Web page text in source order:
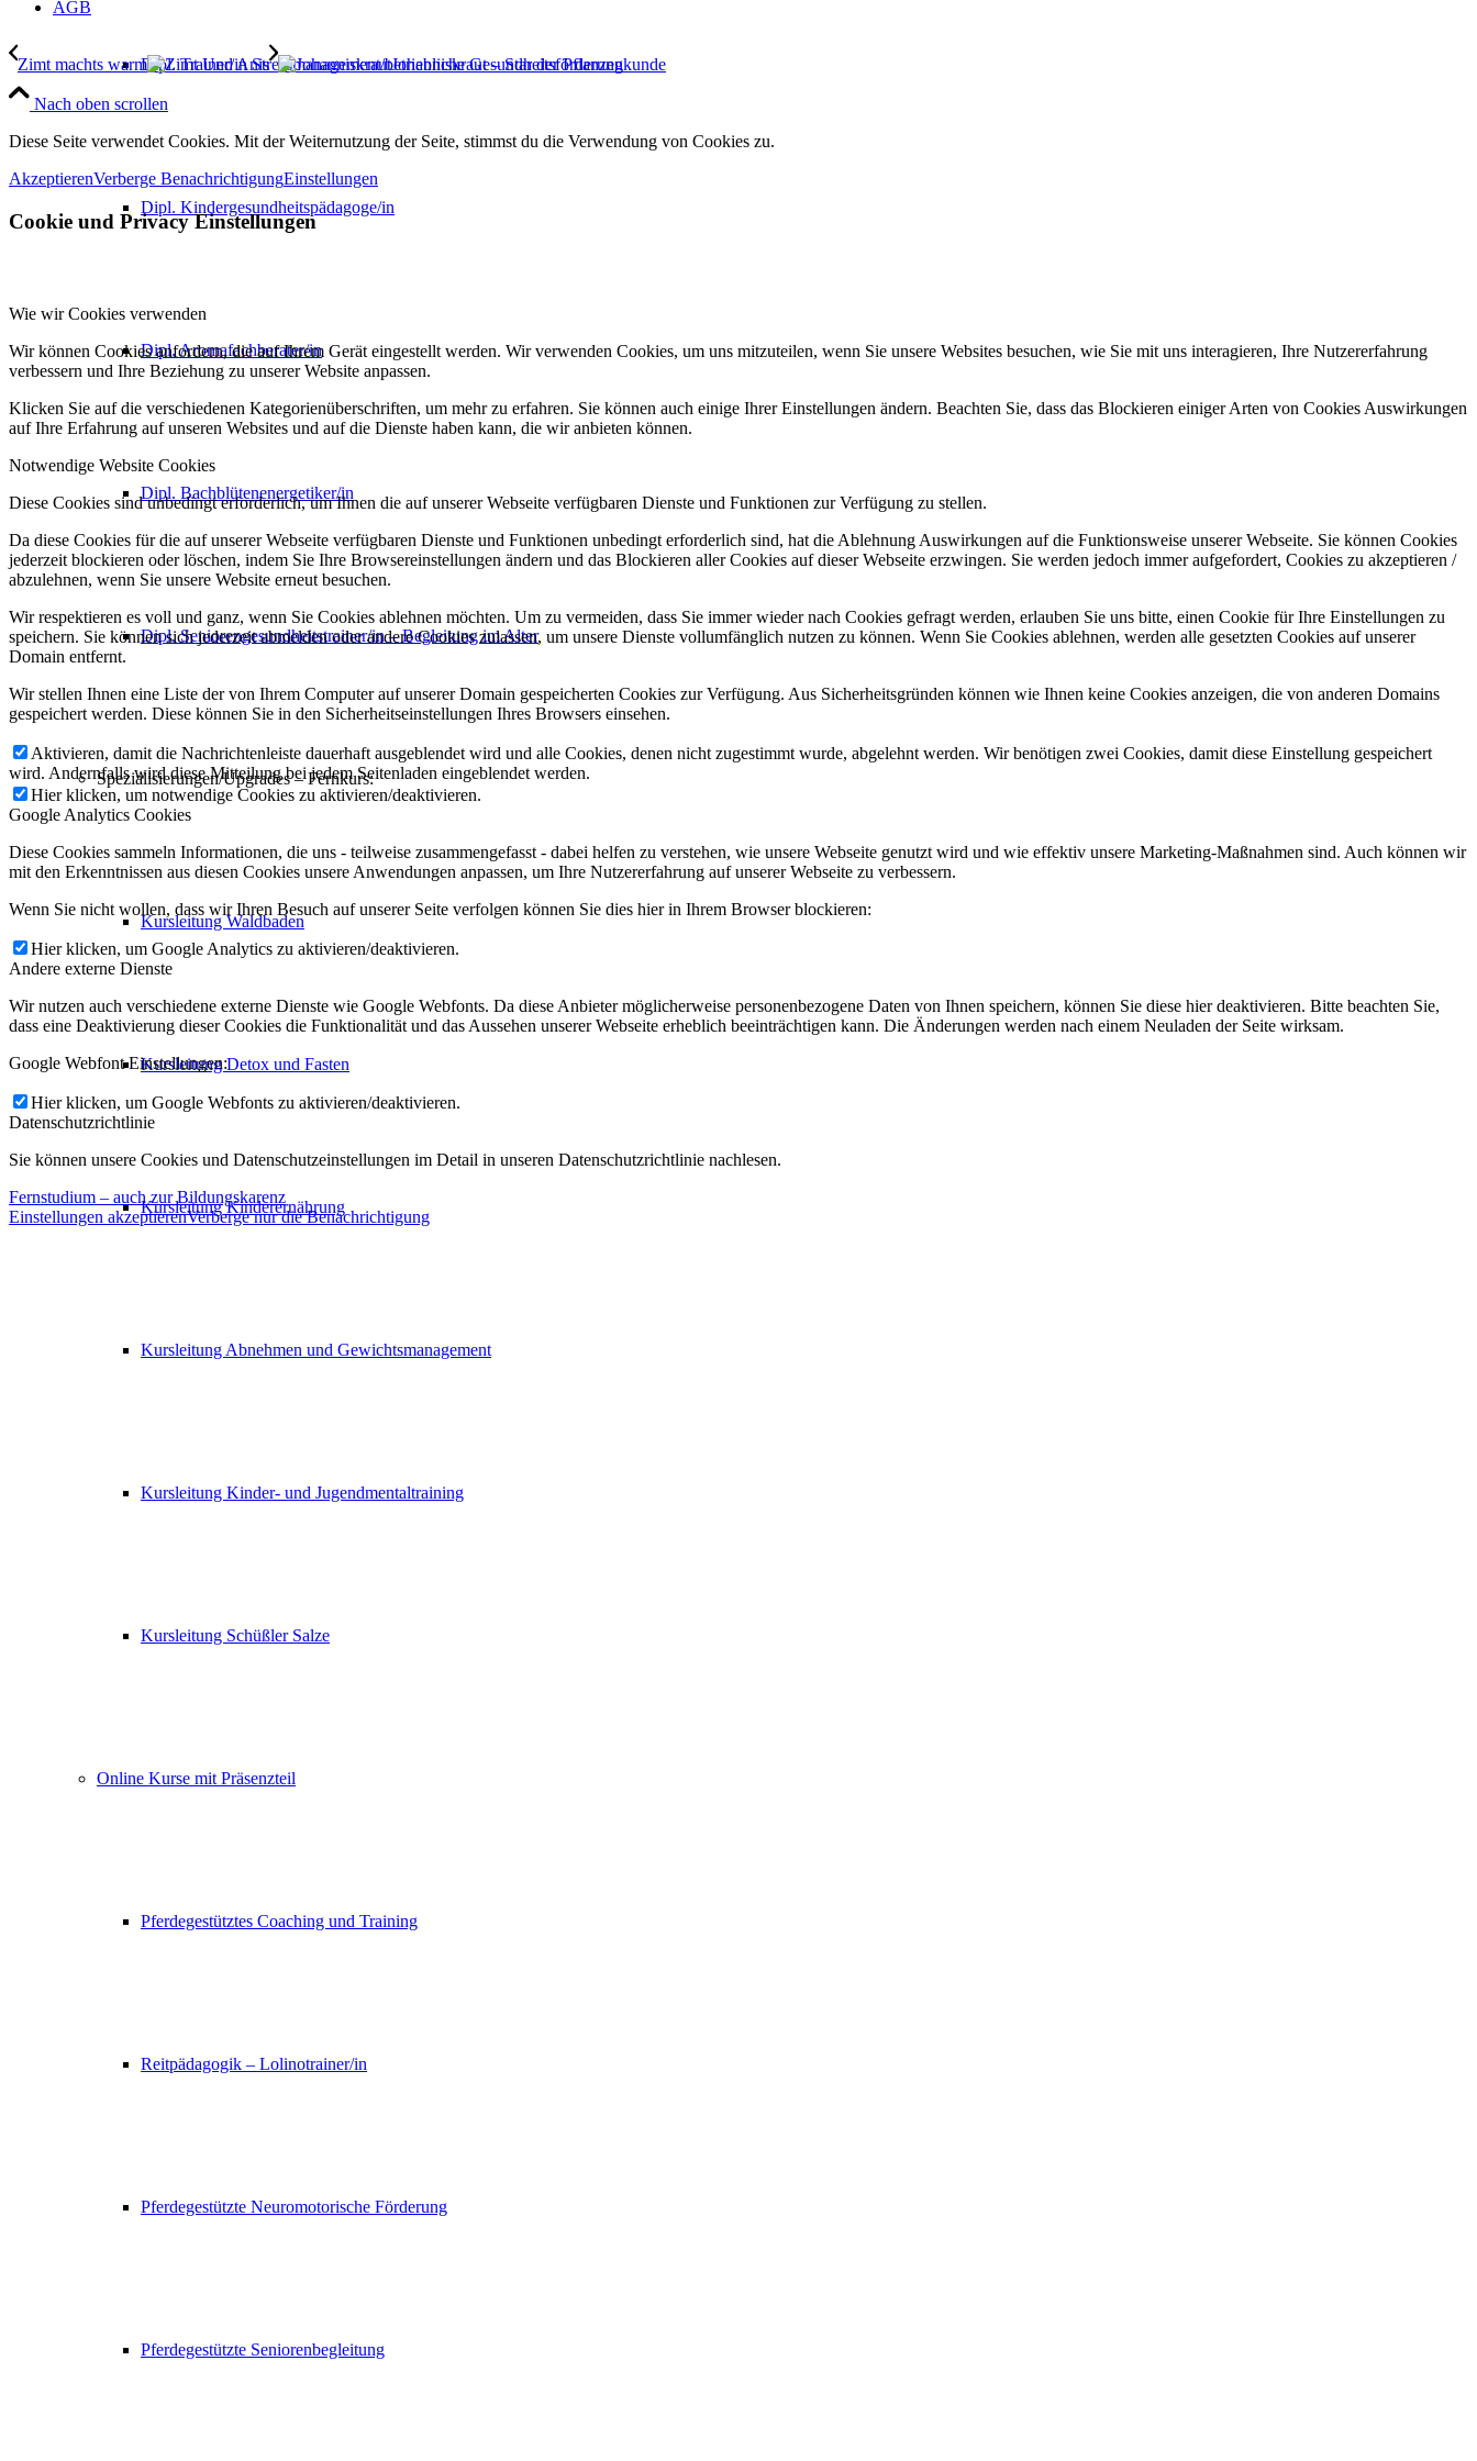
Dipl. Trainer/in Stressmanagement/betriebliche Gesundheitsförderung
Dipl. Kindergesundheitspädagoge/in
Dipl. Aromafachberater/in
Dipl. Bachblütenenergetiker/in
Dipl. Seniorengesundheitstrainer/in – Begleitung im Alter
Spezialisierungen/Upgrades – Fernkurs:
Kursleitung Waldbaden
Kursleitung Detox und Fasten
Kursleitung Kinderernährung
Kursleitung Abnehmen und Gewichtsmanagement
Kursleitung Kinder- und Jugendmentaltraining
Kursleitung Schüßler Salze
Online Kurse mit Präsenzteil
Pferdegestütztes Coaching und Training
Reitpädagogik – Lolinotrainer/in
Pferdegestützte Neuromotorische Förderung
Pferdegestützte Seniorenbegleitung
AGB
Zimt machts warm Johanniskraut – Star der Pflanzenkunde
Nach oben scrollen
Diese Seite verwendet Cookies. Mit der Weiternutzung der Seite, stimmst du die Verwendung von Cookies zu.
AkzeptierenVerberge BenachrichtigungEinstellungen
Cookie und Privacy Einstellungen
Wie wir Cookies verwenden
Wir können Cookies anfordern, die auf Ihrem Gerät eingestellt werden. Wir verwenden Cookies, um uns mitzuteilen, wenn Sie unsere Websites besuchen, wie Sie mit uns interagieren, Ihre Nutzererfahrung
verbessern und Ihre Beziehung zu unserer Website anpassen.
Klicken Sie auf die verschiedenen Kategorienüberschriften, um mehr zu erfahren. Sie können auch einige Ihrer Einstellungen ändern. Beachten Sie, dass das Blockieren einiger Arten von Cookies Auswirkungen
auf Ihre Erfahrung auf unseren Websites und auf die Dienste haben kann, die wir anbieten können.
Notwendige Website Cookies
Diese Cookies sind unbedingt erforderlich, um Ihnen die auf unserer Webseite verfügbaren Dienste und Funktionen zur Verfügung zu stellen.
Da diese Cookies für die auf unserer Webseite verfügbaren Dienste und Funktionen unbedingt erforderlich sind, hat die Ablehnung Auswirkungen auf die Funktionsweise unserer Webseite. Sie können Cookies
jederzeit blockieren oder löschen, indem Sie Ihre Browsereinstellungen ändern und das Blockieren aller Cookies auf dieser Webseite erzwingen. Sie werden jedoch immer aufgefordert, Cookies zu akzeptieren /
abzulehnen, wenn Sie unsere Website erneut besuchen.
Wir respektieren es voll und ganz, wenn Sie Cookies ablehnen möchten. Um zu vermeiden, dass Sie immer wieder nach Cookies gefragt werden, erlauben Sie uns bitte, einen Cookie für Ihre Einstellungen zu
speichern. Sie können sich jederzeit abmelden oder andere Cookies zulassen, um unsere Dienste vollumfänglich nutzen zu können. Wenn Sie Cookies ablehnen, werden alle gesetzten Cookies auf unserer
Domain entfernt.
Wir stellen Ihnen eine Liste der von Ihrem Computer auf unserer Domain gespeicherten Cookies zur Verfügung. Aus Sicherheitsgründen können wie Ihnen keine Cookies anzeigen, die von anderen Domains
gespeichert werden. Diese können Sie in den Sicherheitseinstellungen Ihres Browsers einsehen.
Aktivieren, damit die Nachrichtenleiste dauerhaft ausgeblendet wird und alle Cookies, denen nicht zugestimmt wurde, abgelehnt werden. Wir benötigen zwei Cookies, damit diese Einstellung gespeichert
wird. Andernfalls wird diese Mitteilung bei jedem Seitenladen eingeblendet werden.
Hier klicken, um notwendige Cookies zu aktivieren/deaktivieren.
Google Analytics Cookies
Diese Cookies sammeln Informationen, die uns - teilweise zusammengefasst - dabei helfen zu verstehen, wie unsere Webseite genutzt wird und wie effektiv unsere Marketing-Maßnahmen sind. Auch können wir
mit den Erkenntnissen aus diesen Cookies unsere Anwendungen anpassen, um Ihre Nutzererfahrung auf unserer Webseite zu verbessern.
Wenn Sie nicht wollen, dass wir Ihren Besuch auf unserer Seite verfolgen können Sie dies hier in Ihrem Browser blockieren:
Hier klicken, um Google Analytics zu aktivieren/deaktivieren.
Andere externe Dienste
Wir nutzen auch verschiedene externe Dienste wie Google Webfonts. Da diese Anbieter möglicherweise personenbezogene Daten von Ihnen speichern, können Sie diese hier deaktivieren. Bitte beachten Sie,
dass eine Deaktivierung dieser Cookies die Funktionalität und das Aussehen unserer Webseite erheblich beeinträchtigen kann. Die Änderungen werden nach einem Neuladen der Seite wirksam.
Google Webfont Einstellungen:
Hier klicken, um Google Webfonts zu aktivieren/deaktivieren.
Datenschutzrichtlinie
Sie können unsere Cookies und Datenschutzeinstellungen im Detail in unseren Datenschutzrichtlinie nachlesen.
Fernstudium – auch zur Bildungskarenz
Einstellungen akzeptierenVerberge nur die Benachrichtigung